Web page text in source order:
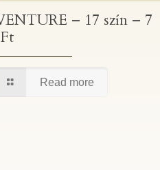
– 17 szín – 7
Read more